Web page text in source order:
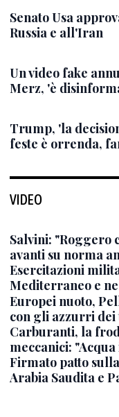
Senato Usa
Russia e all'Iran
Un video fake
Merz, 'è
Trump, 'la
feste è orrenda,
VIDEO
Salvini: "Roggero
avanti su norma
Esercitazioni
Mediterraneo e
Europei nuoto,
con gli azzurri
Carburanti, la
meccanici:
Firmato patto
Arabia Saudita e